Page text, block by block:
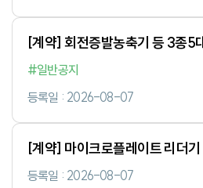
[계약] 회전증발농축기 등 3종5
규격 입찰서 평가결과
#일반공지
등록일 : 2026-08-07
[계약] 마이크로플레이트 리더
계약 규격 입찰서 평가결과
등록일 : 2026-08-07